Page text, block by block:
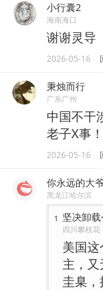
小行囊2
海南海口
谢谢灵导
2026-05-16
秉烛而行
广东广州
中国不干
老子X事！
2026-05-16
你永远的大
黑龙江哈尔滨
1 坚决卸
四川攀枝花
美国
主，
圭臬，